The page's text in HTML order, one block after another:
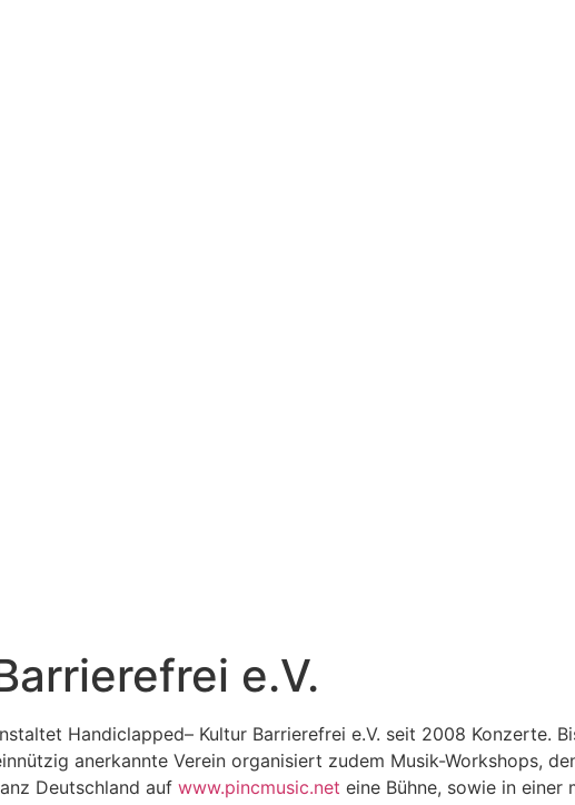
e.V.
Handiclapped– Kultur Barrierefrei e.V. seit 2008 Konzerte.
anerkannte Verein organisiert zudem Musik-Workshops,
Deutschland auf www.pincmusic.net eine Bühne, sowie in einer